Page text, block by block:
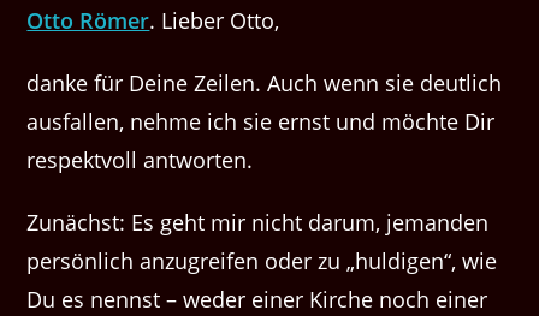
Otto Römer. Lieber Otto,
danke für Deine Zeilen. Auch wenn sie deutlich
ausfallen, nehme ich sie ernst und möchte Dir
respektvoll antworten.
Zunächst: Es geht mir nicht darum, jemanden
persönlich anzugreifen oder zu „huldigen“, wie
Du es nennst – weder einer Kirche noch einer